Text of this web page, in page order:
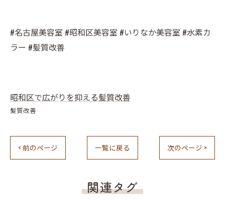
#名古屋美容室 #昭和区美容室 #いりなか美容室 #水素カ
ラー #髪質改善
昭和区で広がりを抑える髪質改善
髪質改善
< 前のページ 一覧に戻る 次のページ >
関連タグ